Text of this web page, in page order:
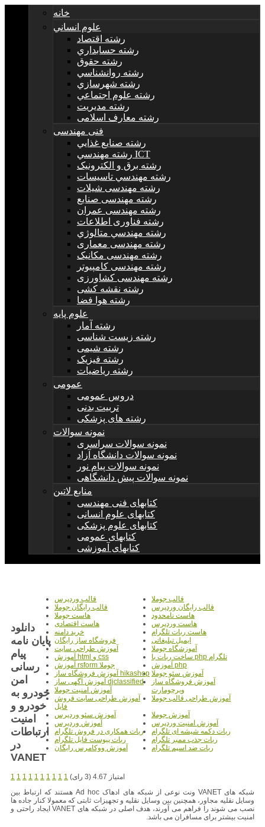
خانه
علوم انساني
رشته اقتصاد
رشته حسابداري
رشته حقوق
رشته روانشناسي
رشته شهرسازي
رشته علوم اجتماعي
رشته مديريت
رشته معارف اسلامی
فنی مهندسی
رشته صنايع غذايي
رشته مهندسي ICT
رشته برق و الکترونيک
رشته مهندسي تاسيسات
رشته مهندسی شیلات
رشته مهندسی صنایع
رشته مهندسی عمران
رشته فناوری اطلاعات
رشته مهندسي متالوژي
رشته مهندسی معماری
رشته مهندسی مکانیک
رشته مهندسی کامپیوتر
رشته مهندسی کشاورزی
رشته نقشه کشی
رشته هوا فضا
علوم پایه
رشته آمار
رشته زیست شناسی
رشته شیمی
رشته فیزیک
رشته ریاضیات
عمومی
دروس عمومی
تربیت بدنی
رشته های پزشکی
نمونه سوالات
نمونه سوالات سراسری
نمونه سوالات دانشگاه آزاد
نمونه سوالات پیام نور
نمونه سوالات پیش دانشگاهی
منابع لاتین
کتابهای فنی مهندسی
کتابهای علوم انسانی
کتابهای علوم پزشکی
کتابهای عمومی
کتابهای آموزشی
قالب جوملا
قالب وردپرس
قالب رایگان وردپرس
قالب رایگان جوملا
هاست نامحدود
هاست جوملا
هاست وردپرس
هاست اقتصادی
هاست ربات تلگرام
خرید دامنه
ایمیل تبلیغاتی
فروشگاه ساز رایگان
آموزشگاه جوملا
آموزش طراحی سایت
ساخت ربات با php تلگرام
آموزش html و css
آموزش php
آموزش rsform جوملا
آموزش سئو جوملا آموزش فروشگاه ساز hikashop
آموزش فروشگاه ساز
ویرچومارت
آموزش آگهی ساز djclassified
آموزش امنیت جوملا
آموزش طراحی قالب جوملا
آموزش طراحی سایت فروش
فایل
آموزش جوملا
آموزش سئو وردپرس
آموزش امنیت وردپرس
آموزش وردپرس
ربات دکمه شیشه ای تلگرام
ربات همکاری در فروش تلگرام
ربات جذب ممبر تلگرام
ربات پیوست فایل تلگرام
ربات ضد اسپم تلگرام
آموزش ووکامرس رایگان
دانلود
پایان نامه
پیام
رسانی
امن
خودرو به
خودرو و
امنیت
ارتباطات
در
VANET
1 1 1 1 1 1 1 1 1 1
امتیاز 4.67 (3 رای)
شبکه های VANET ونت نوعی از شبکه های ادهاک Ad hoc هستند که ارتباط بین
وسایل نقلیه مجاور، همچنین بین وسایل نقلیه و تجهیزات ثابتی که معمولا کنار جاده ها
نصب می شوند را فراهم می آورند، هدف اصلی در شبکه های VANET ایجاد راحتی و
امنیت بیشتر برای مسافران می باشد.